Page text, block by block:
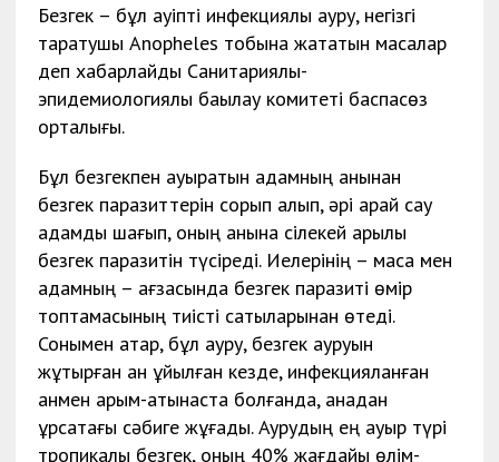
Безгек – бұл қауіпті инфекциялық ауру, негізгі
таратушы Anopheles тобына жататын масалар
деп хабарлайды Санитариялық-
эпидемиологиялық бақылау комитеті баспасөз
орталығы.
Бұл безгекпен ауыратын адамның қанынан
безгек паразиттерін сорып алып, әрі қарай сау
адамды шағып, оның қанына сілекей арқылы
безгек паразитін түсіреді. Иелерінің – маса мен
адамның – ағзасында безгек паразиті өмір
топтамасының тиісті сатыларынан өтеді.
Сонымен қатар, бұл ауру, безгек ауруын
жұқтырған қан құйылған кезде, инфекцияланған
қанмен қарым-қатынаста болғанда, анадан
құрсақтағы сәбиге жұғады. Аурудың ең ауыр түрі
тропикалық безгек, оның 40% жағдайы өлім-